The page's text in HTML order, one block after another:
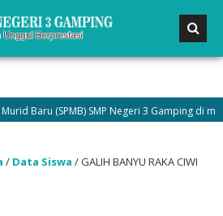
Baru (SPMB) SMP Negeri 3 Gamping di
/ Data Siswa /GALIH BANYU RAKA CIWI